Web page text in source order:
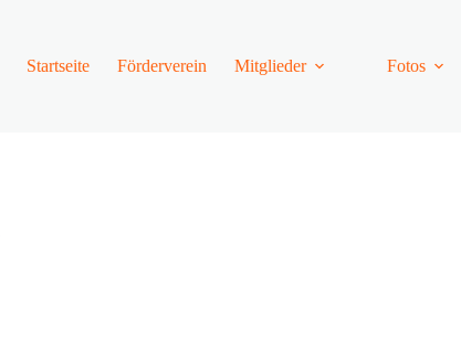
Startseite Förderverein Mitglieder Fotos